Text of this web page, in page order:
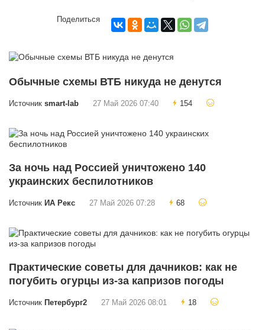
Поделиться
Обычные схемы ВТБ никуда не денутся
Источник smart-lab 27 Май 2026 07:40 154
За ночь над Россией уничтожено 140
украинских беспилотников
Источник ИА Рекс 27 Май 2026 07:28 68
Практические советы для дачников: как не
погубить огурцы из-за капризов погоды
Источник Петербург2 27 Май 2026 08:01 18